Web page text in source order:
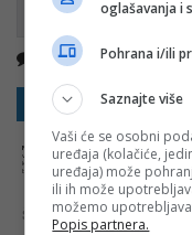
Nema komentara
Sakrij sve komentare
NAPOMENA:
Komentari odražavaju stavove njihovih
vrijeđanja, psovanja i vulgarnog izražavanja. Portal
komentara Banjaluka.com nije dužan obrisati sve
biti pronađeni sadržaji koji mogu biti u suprotnosti sa
Šta mislite o ovoj temi?
oglašavanja i
Pohrana i/ili
Saznajte više
Vaši će se osobni
uređaja (kolačiće,
uređaja) može
ili ih može
možemo
Popis partnera.